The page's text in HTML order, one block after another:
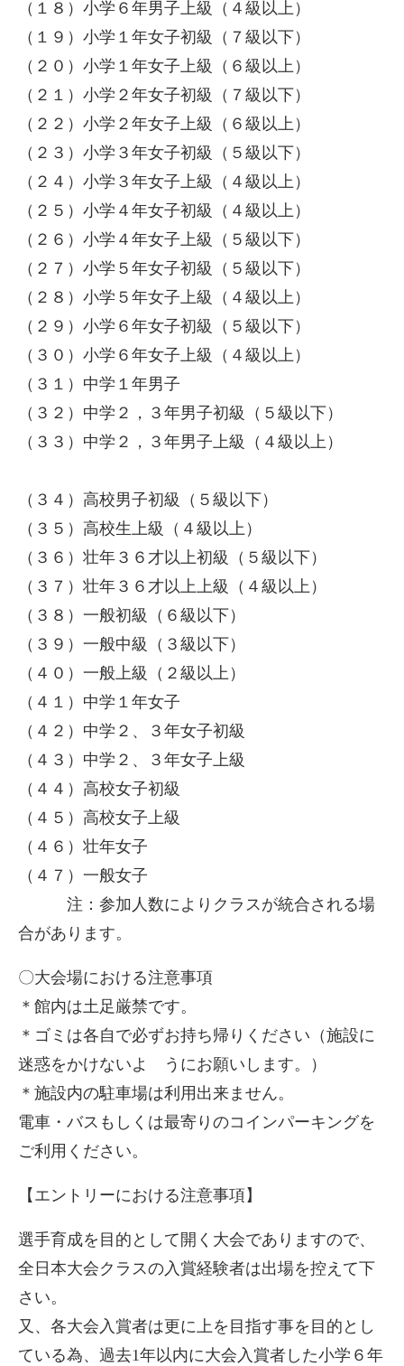
（１８）小学６年男子上級（４級以上）
（１９）小学１年女子初級（７級以下）
（２０）小学１年女子上級（６級以上）
（２１）小学２年女子初級（７級以下）
（２２）小学２年女子上級（６級以上）
（２３）小学３年女子初級（５級以下）
（２４）小学３年女子上級（４級以上）
（２５）小学４年女子初級（４級以上）
（２６）小学４年女子上級（５級以下）
（２７）小学５年女子初級（５級以下）
（２８）小学５年女子上級（４級以上）
（２９）小学６年女子初級（５級以下）
（３０）小学６年女子上級（４級以上）
（３１）中学１年男子
（３２）中学２，３年男子初級（５級以下）
（３３）中学２，３年男子上級（４級以上）
（３４）高校男子初級（５級以下）
（３５）高校生上級（４級以上）
（３６）壮年３６才以上初級（５級以下）
（３７）壮年３６才以上上級（４級以上）
（３８）一般初級（６級以下）
（３９）一般中級（３級以下）
（４０）一般上級（２級以上）
（４１）中学１年女子
（４２）中学２、３年女子初級
（４３）中学２、３年女子上級
（４４）高校女子初級
（４５）高校女子上級
（４６）壮年女子
（４７）一般女子
注：参加人数によりクラスが統合される場
合があります。
〇大会場における注意事項
＊館内は土足厳禁です。
＊ゴミは各自で必ずお持ち帰りください（施設に
迷惑をかけないよ うにお願いします。）
＊施設内の駐車場は利用出来ません。
電車・バスもしくは最寄りのコインパーキングを
ご利用ください。
【エントリーにおける注意事項】
選手育成を目的として開く大会でありますので、
全日本大会クラスの入賞経験者は出場を控えて下
さい。
又、各大会入賞者は更に上を目指す事を目的とし
ている為、過去1年以内に大会入賞者した小学６年